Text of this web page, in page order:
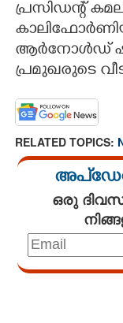
പ്രസിഡന്റ്
ആർനോൾഡ്
പ്രമുഖരുടെ
RELATED TOPICS:
ഒരു